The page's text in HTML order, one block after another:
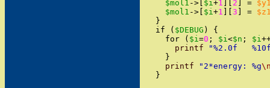
$mol1 -> $i+1 2 =
$mol1 -> $i+1 3 =
}
if
( $DEBUG )
{
for
( $i=0 ; $i<$n ; $i
printf
"%2.0f
}
printf
" 2*energy: %g
}